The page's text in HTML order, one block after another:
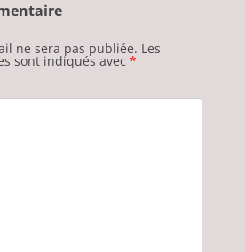
ne sera pas publiée. Les
sont indiqués avec *